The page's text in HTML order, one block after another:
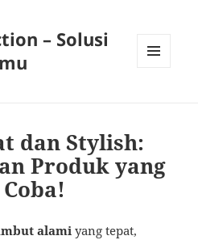
– Solusi
dan Stylish:
Produk yang
alami yang tepat,